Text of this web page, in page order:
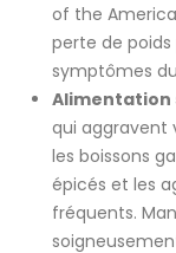
of the
perte de
symptômes
Alimentation
qui aggravent
les boissons
épicés et les
fréquents.